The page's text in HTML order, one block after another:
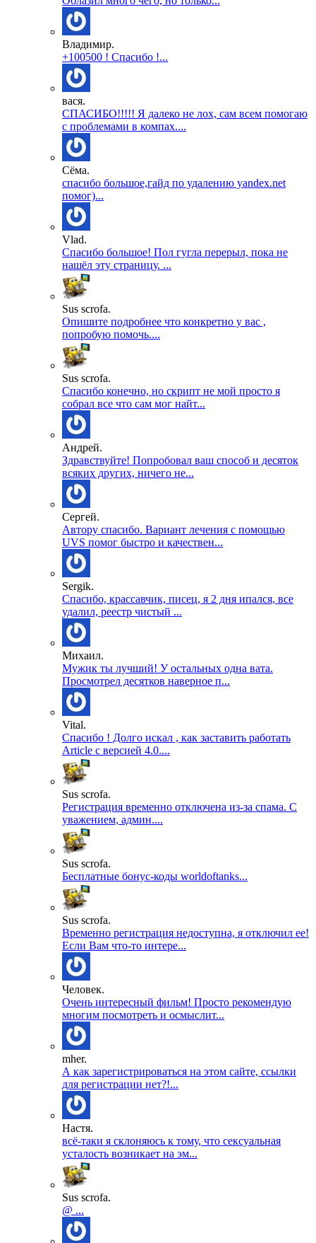
Владимир.
+100500 ! Спасибо !...
вася.
СПАСИБО!!!!! Я далеко не лох, сам всем помогаю
с проблемами в компах....
Сёма.
спасибо большое,гайд по удалению yandex.net
помог)...
Vlad.
Спасибо большое! Пол гугла перерыл, пока не
нашёл эту страницу. ...
Sus scrofa.
Опишите подробнее что конкретно у вас ,
попробую помочь....
Sus scrofa.
Спасибо конечно, но скрипт не мой просто я
собрал все что сам мог найт...
Андрей.
Здравствуйте! Попробовал ваш способ и десяток
всяких других, ничего не...
Сергей.
Автору спасибо. Вариант лечения с помощью
UVS помог быстро и качествен...
Sergik.
Спасибо, крассавчик, писец, я 2 дня ипался, все
удалил, реестр чистый ...
Михаил.
Мужик ты лучший! У остальных одна вата.
Просмотрел десятков наверное п...
Vital.
Спасибо ! Долго искал , как заставить работать
Article с версией 4.0....
Sus scrofa.
Регистрация временно отключена из-за спама. С
уважением, админ....
Sus scrofa.
Бесплатные бонус-коды worldoftanks...
Sus scrofa.
Временно регистрация недоступна, я отключил ее!
Если Вам что-то интере...
Человек.
Очень интересный фильм! Просто рекомендую
многим посмотреть и осмыслит...
mher.
А как зарегистрироваться на этом сайте, ссылки
для регистрации нет?!...
Настя.
всё-таки я склоняюсь к тому, что сексуальная
усталость возникает на эм...
Sus scrofa.
@ ...